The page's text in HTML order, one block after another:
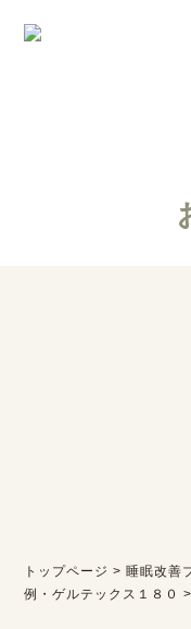
トップページ > 睡眠改善
例・ゲルテックス１８０ >